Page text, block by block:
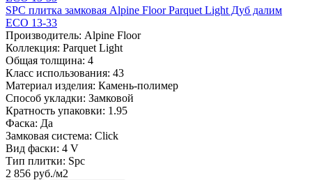
SPC плитка замковая Alpine Floor Parquet Light Дуб далим
ЕСО 13-33
Производитель: Alpine Floor
Коллекция: Parquet Light
Общая толщина: 4
Класс использования: 43
Материал изделия: Камень-полимер
Способ укладки: Замковой
Кратность упаковки: 1.95
Фаска: Да
Замковая система: Click
Вид фаски: 4 V
Тип плитки: Spc
2 856 руб./м2